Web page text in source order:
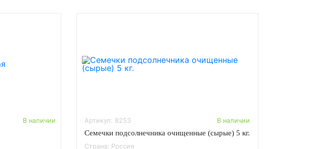
В наличии Артикул: 8253 В наличии
Семечки подсолнечника очищенные (сырые) 5 кг.
Страна: Россия